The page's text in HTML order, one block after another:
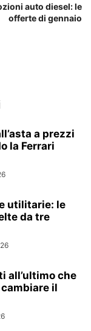
auto diesel: le
offerte di gennaio
a prezzi
la Ferrari
utilitarie: le
da tre
all’ultimo che
il